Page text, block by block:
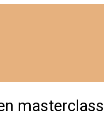
masterclass